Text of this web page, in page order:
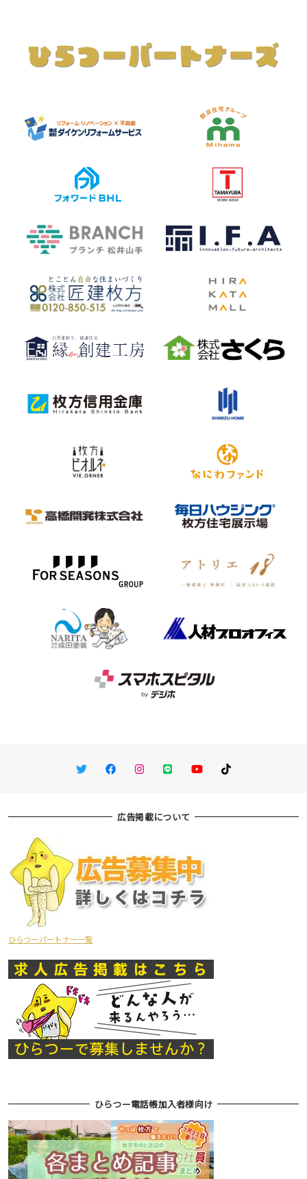
TwitterFacebookInstagram
LINE You TubeTikTok
広告掲載について
ひらつーパートナー一覧
ひらつー電話帳加入者様向け